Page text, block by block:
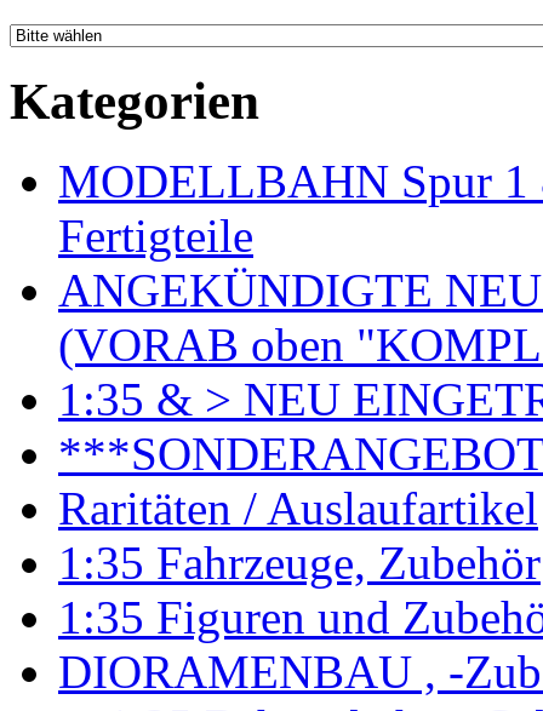
Kategorien
MODELLBAHN Spur 1
Fertigteile
ANGEKÜNDIGTE
(VORAB oben
1:35 & > NEU
Raritäten / Auslaufartikel
1:35 Fahrzeuge, Zubehör
1:35 Figuren und
DIORAMENBAU , -